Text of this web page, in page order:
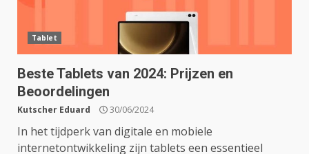
Tablet
Beste Tablets van 2024: Prijzen en
Beoordelingen
Kutscher Eduard 30/06/2024
In het tijdperk van digitale en mobiele
internetontwikkeling zijn tablets een essentieel